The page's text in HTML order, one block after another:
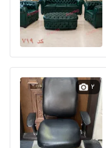
۲